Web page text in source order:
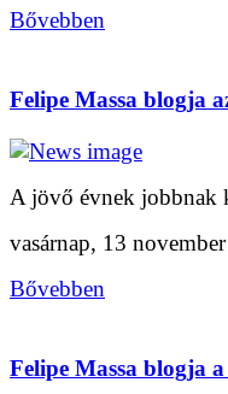
Bővebben
Felipe Massa blogja
A jövő évnek jobbnak
vasárnap, 13
Bővebben
Felipe Massa blogja